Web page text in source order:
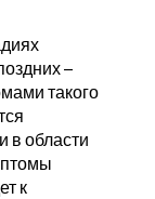
–
такого
в области
к